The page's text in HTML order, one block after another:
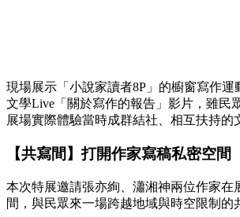
現場展示「小說家讀者8P」的櫥窗寫作運
文學Live「關於寫作的報告」影片，雖民
展場實際體驗當時成群結社、相互扶持的
【共寫間】打開作家寫稿私密空間
本次特展邀請張亦絢、瀟湘神兩位作家在
間，與民眾來一場跨越地域與時空限制的